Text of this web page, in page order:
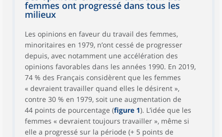
femmes ont progressé dans tous les
milieux
Les opinions en faveur du travail des femmes,
minoritaires en 1979, n’ont cessé de progresser
depuis, avec notamment une accélération des
opinions favorables dans les années 1990. En 2019,
74 % des Français considèrent que les femmes
« devraient travailler quand elles le désirent »,
contre 30 % en 1979, soit une augmentation de
44 points de pourcentage (figure 1). L’idée que les
femmes « devraient toujours travailler », même si
elle a progressé sur la période (+ 5 points de